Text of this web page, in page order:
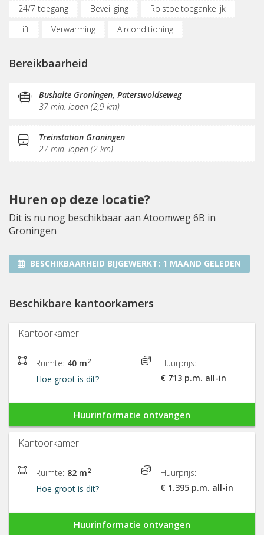
24/7 toegang Beveiliging
Rolstoeltoegankelijk
Lift
Verwarming
Airconditioning
Fietsenstalling
Internetmogelijkheden
KVK-inschrijving
Sociaal hart
Restaurant
Schoonmaak
Bereikbaarheid
Bushalte Groningen, Paterswoldseweg
37 min. lopen (2,9 km)
Treinstation Groningen
27 min. lopen (2 km)
Huren op deze locatie?
Dit is nu nog beschikbaar aan Atoomweg 6B in
Groningen
BESCHIKBAARHEID BIJGEWERKT: 1 MAAND GELEDEN
Beschikbare kantoorkamers
Kantoorkamer
Ruimte: 40 m2
Hoe groot is dit?
Huurprijs:
€ 713 p.m. all-in
Huurinformatie ontvangen
Kantoorkamer
Ruimte: 82 m2
Hoe groot is dit?
Huurprijs:
€ 1.395 p.m. all-in
Huurinformatie ontvangen